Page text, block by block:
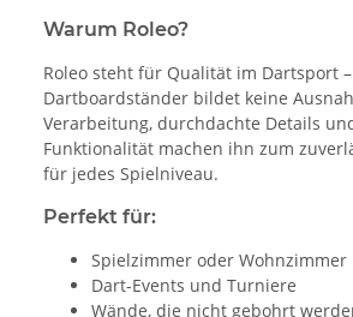
Warum Roleo?
Roleo steht für Qualität im Dartsport
Dartboardständer bildet keine
Verarbeitung, durchdachte Details
Funktionalität machen ihn zum
für jedes Spielniveau.
Perfekt für:
Spielzimmer oder Wohnzimmer
Dart-Events und Turniere
Wände, die nicht gebohrt